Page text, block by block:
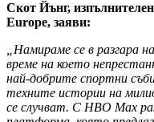
Скот Йънг,
Europe, заяви:
„Намираме се в разгара
време на което
най-добрите спортни
техните истории на
се случват. С HBO Max